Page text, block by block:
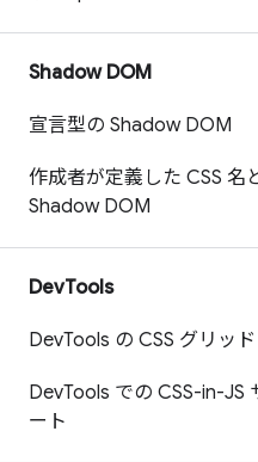
Shadow DOM
宣言型の Shadow DOM
作成者が定義した CSS 名
Shadow DOM
DevTools
DevTools の CSS グリッド
DevTools での CSS-in-JS
ート